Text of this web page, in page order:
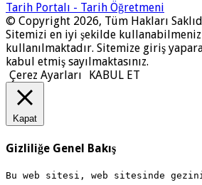
Tarih Portalı - Tarih Öğretmeni
© Copyright 2026, Tüm Hakları
Sitemizi en iyi şekilde
kullanılmaktadır. Sitemize giriş
kabul etmiş sayılmaktasınız.
Çerez Ayarları
KABUL ET
Kapat
Gizliliğe Genel Bakış
Bu web sitesi, web sitesinde